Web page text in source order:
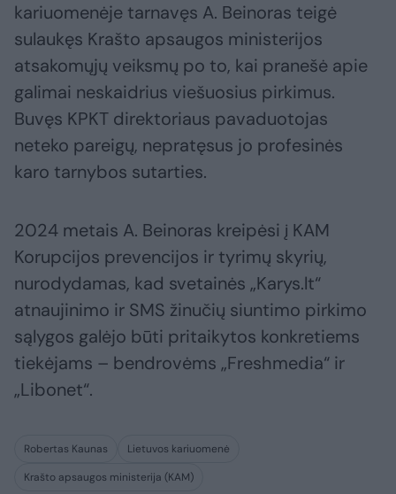
kariuomenėje tarnavęs A. Beinoras teigė
sulaukęs Krašto apsaugos ministerijos
atsakomųjų veiksmų po to, kai pranešė apie
galimai neskaidrius viešuosius pirkimus.
Buvęs KPKT direktoriaus pavaduotojas
neteko pareigų, nepratęsus jo profesinės
karo tarnybos sutarties.
2024 metais A. Beinoras kreipėsi į KAM
Korupcijos prevencijos ir tyrimų skyrių,
nurodydamas, kad svetainės „Karys.lt“
atnaujinimo ir SMS žinučių siuntimo pirkimo
sąlygos galėjo būti pritaikytos konkretiems
tiekėjams – bendrovėms „Freshmedia“ ir
„Libonet“.
Robertas Kaunas
Lietuvos kariuomenė
Krašto apsaugos ministerija (KAM)